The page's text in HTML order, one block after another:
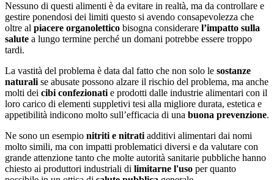
Nessuno di questi alimenti è da evitare in realtà, ma da controllare e
gestire ponendosi dei limiti questo si avendo consapevolezza che
oltre al piacere organolettico bisogna considerare l’impatto sulla
salute a lungo termine perché un domani potrebbe essere troppo
tardi.
La vastità del problema è data dal fatto che non solo le sostanze
naturalise abusate possono alzare il rischio del problema, ma anche
molti dei cibi confezionatie prodotti dalle industrie alimentari con il
loro carico di elementi suppletivi tesi alla migliore durata, estetica e
appetibilità indicono molto sull’efficacia di una buona prevenzione.
Ne sono un esempio nitriti e nitratiadditivi alimentari dai nomi
molto simili, ma con impatti problematici diversi e da valutare con
grande attenzione tanto che molte autorità sanitarie pubbliche hanno
chiesto ai produttori industriali di limitarne l'uso per quanto